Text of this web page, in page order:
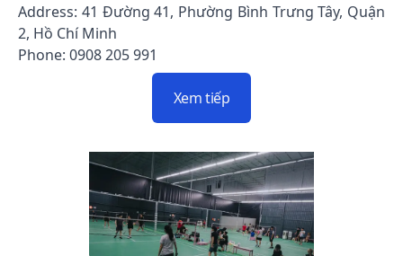
Address: 41 Đường 41, Phường Bình Trưng Tây, Quận
2, Hồ Chí Minh
Phone: 0908 205 991
Xem tiếp